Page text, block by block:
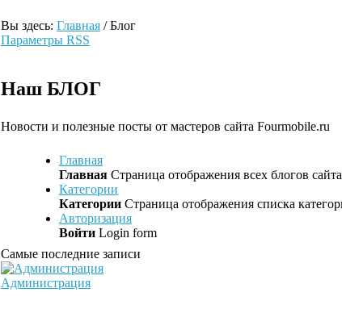
Вы здесь: Главная /Блог
Параметры RSS
Наш БЛОГ
Новости и полезные посты от мастеров сайта Fourmobile.ru
Главная
Главная Страница отображения всех блогов сайта
Категории
Категории Страница отображения списка
Авторизация
Войти Login form
Самые последние записи
Администрация